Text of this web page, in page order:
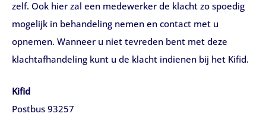
zelf. Ook hier zal een medewerker de klacht zo spoedig
mogelijk in behandeling nemen en contact met u
opnemen. Wanneer u niet tevreden bent met deze
klachtafhandeling kunt u de klacht indienen bij het Kifid.
Kifid
Postbus 93257